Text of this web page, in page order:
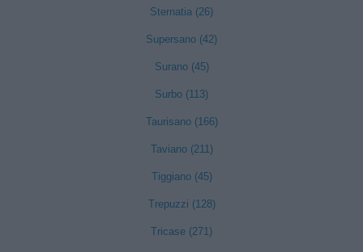
Sternatia (26)
Supersano (42)
Surano (45)
Surbo (113)
Taurisano (166)
Taviano (211)
Tiggiano (45)
Trepuzzi (128)
Tricase (271)